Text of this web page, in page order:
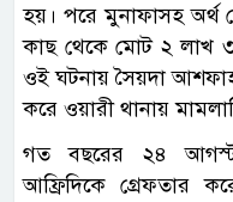
হয়। পরে মুনাফাসহ অর্থ
কাছ থেকে মোট ২ লাখ
ওই ঘটনায় সৈয়দা
করে ওয়ারী থানায়
গত বছরের ২৪
আফ্রিদিকে গ্রেফতার